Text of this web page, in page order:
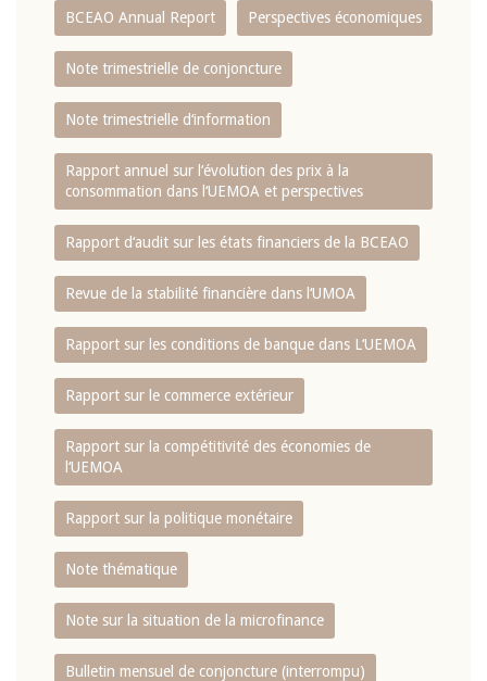
BCEAO Annual Report Perspectives économiques
Note trimestrielle de conjoncture
Note trimestrielle d‘information
Rapport annuel sur l‘évolution des prix à la
consommation dans l‘UEMOA et perspectives
Rapport d‘audit sur les états financiers de la BCEAO
Revue de la stabilité financière dans l‘UMOA
Rapport sur les conditions de banque dans L‘UEMOA
Rapport sur le commerce extérieur
Rapport sur la compétitivité des économies de
l‘UEMOA
Rapport sur la politique monétaire
Note thématique
Note sur la situation de la microfinance
Bulletin mensuel de conjoncture (interrompu)